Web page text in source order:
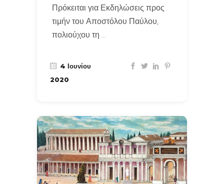
Πρόκειται για Εκδηλώσεις προς
τιμήν του Αποστόλου Παύλου,
πολιούχου τη
4 Ιουνίου
2020